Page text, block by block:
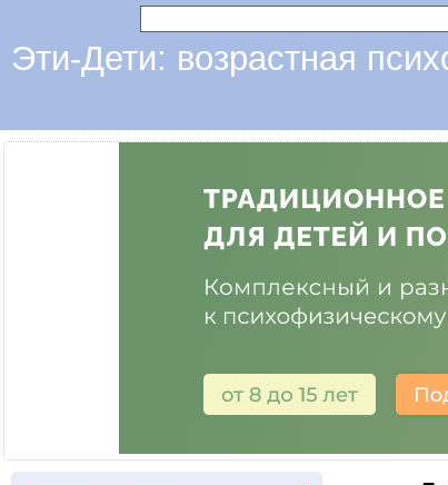
Эти-Дети: возрастная